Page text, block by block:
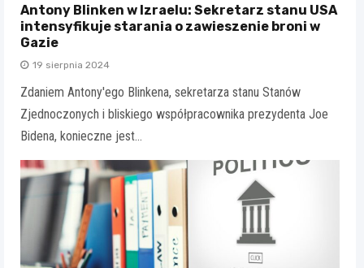
Antony Blinken w Izraelu: Sekretarz stanu USA
intensyfikuje starania o zawieszenie broni w
Gazie
19 sierpnia 2024
Zdaniem Antony'ego Blinkena, sekretarza stanu Stanów
Zjednoczonych i bliskiego współpracownika prezydenta Joe
Bidena, konieczne jest…